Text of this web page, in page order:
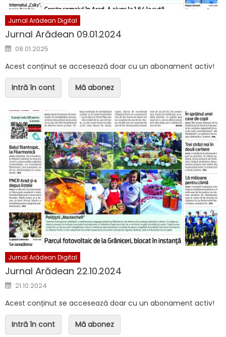
Jurnal Arădean Digital
Jurnal Arădean 09.01.2024
Posted on
08.01.2025
Acest conținut se accesează doar cu un abonament activ!
Intră în cont Mă abonez
Jurnal Arădean Digital
Jurnal Arădean 22.10.2024
Posted on
21.10.2024
Acest conținut se accesează doar cu un abonament activ!
Intră în cont Mă abonez